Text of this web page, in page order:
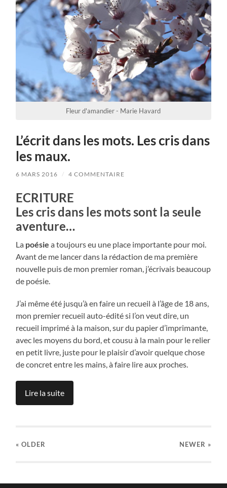
Fleur d'amandier - Marie Havard
L’écrit dans les mots. Les cris dans
les maux.
6 MARS 2016 / 4 COMMENTAIRE
ECRITURE
Les cris dans les mots sont la seule
aventure…
La poésie a toujours eu une place importante pour moi.
Avant de me lancer dans la rédaction de ma première
nouvelle puis de mon premier roman, j’écrivais beaucoup
de poésie.
J’ai même été jusqu’à en faire un recueil à l’âge de 18 ans,
mon premier recueil auto-édité si l’on veut dire, un
recueil imprimé à la maison, sur du papier d’imprimante,
avec les moyens du bord, et cousu à la main pour le relier
en petit livre, juste pour le plaisir d’avoir quelque chose
de concret entre les mains, à faire lire aux proches.
Lire la suite
« OLDER NEWER »